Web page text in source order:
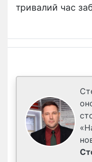
тривалий час